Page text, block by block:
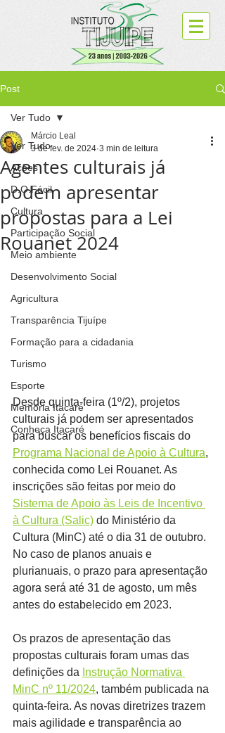
Post
Ver Tudo
Ações
D.O.Fácil
Cultura
Participação Social
Meio ambiente
Desenvolvimento Social
Agricultura
Transparência Tijuípe
Formação para a cidadania
Turismo
Esporte
Memória Itacaré
Conheça Itacaré
Ver Tudo
Agentes culturais já
podem apresentar
propostas para a Lei
Rouanet 2024
Márcio Leal
3 de fev. de 2024 3 min de leitura
Desde quinta-feira (1º/2), projetos
culturais já podem ser apresentados
para buscar os benefícios fiscais do
Programa Nacional de Apoio à Cultura,
conhecida como Lei Rouanet. As
inscrições são feitas por meio do
Sistema de Apoio às Leis de Incentivo
à Cultura (Salic) do Ministério da
Cultura (MinC) até o dia 31 de outubro.
No caso de planos anuais e
plurianuais, o prazo para apresentação
agora será até 31 de agosto, um mês
antes do estabelecido em 2023.
Os prazos de apresentação das
propostas culturais foram umas das
definições da Instrução Normativa
MinC nº 11/2024, também publicada na
quinta-feira. As novas diretrizes trazem
mais agilidade e transparência ao